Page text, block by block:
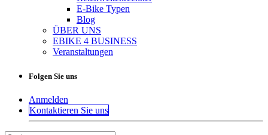
E-Bike Typen
Blog
ÜBER UNS
EBIKE 4 BUSINESS
Veranstaltungen
Folgen Sie uns
Anmelden
Kontaktieren Sie uns